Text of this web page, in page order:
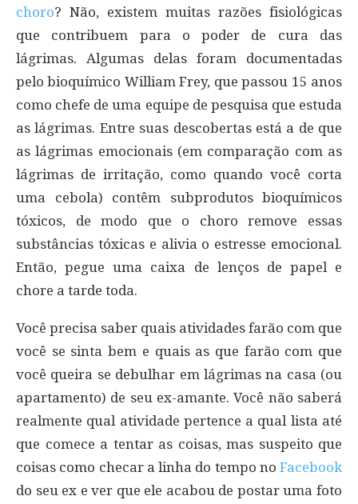
choro? Não, existem muitas razões fisiológicas
que contribuem para o poder de cura das
lágrimas. Algumas delas foram documentadas
pelo bioquímico William Frey, que passou 15 anos
como chefe de uma equipe de pesquisa que estuda
as lágrimas. Entre suas descobertas está a de que
as lágrimas emocionais (em comparação com as
lágrimas de irritação, como quando você corta
uma cebola) contêm subprodutos bioquímicos
tóxicos, de modo que o choro remove essas
substâncias tóxicas e alivia o estresse emocional.
Então, pegue uma caixa de lenços de papel e
chore a tarde toda.
Você precisa saber quais atividades farão com que
você se sinta bem e quais as que farão com que
você queira se debulhar em lágrimas na casa (ou
apartamento) de seu ex-amante. Você não saberá
realmente qual atividade pertence a qual lista até
que comece a tentar as coisas, mas suspeito que
coisas como checar a linha do tempo no Facebook
do seu ex e ver que ele acabou de postar uma foto